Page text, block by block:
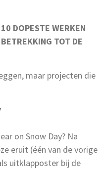
DOPESTE WERKEN
TOT DE
maar projecten die
on Snow Day? Na
eruit (één van de vorige
uitklapposter bij de